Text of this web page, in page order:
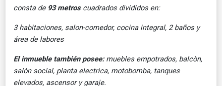
consta de 93 metroscuadrados divididos en:
3 habitaciones, salon-comedor, cocina integral, 2 baños y
área de labores
El inmueble también posee:muebles empotrados, balcòn,
salòn social, planta electrica, motobomba, tanques
elevados, ascensor y garaje.